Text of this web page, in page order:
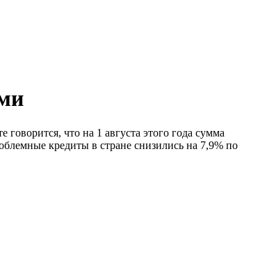
что на 1 августа этого года сумма
кредиты в стране снизились на 7,9% по